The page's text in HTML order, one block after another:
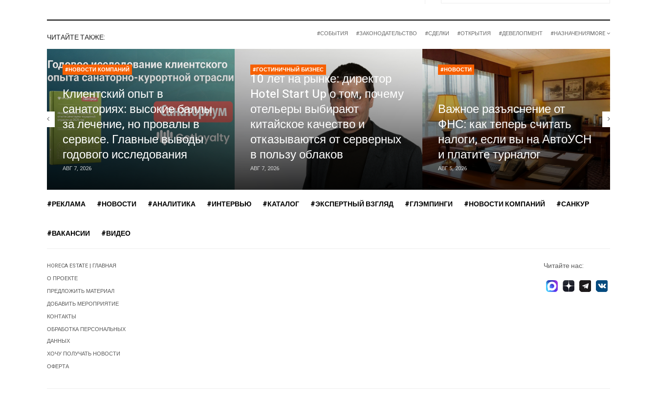
ЧИТАЙТЕ ТАКЖЕ: #СОБЫТИЯ #ЗАКОНОДАТЕЛЬСТВО #СДЕЛКИ #ОТКРЫТИЯ #ДЕВЕЛОПМЕНТ #НАЗНАЧЕНИЯMORE
#НОВОСТИ КОМПАНИЙ
Клиентский опыт в
санаториях: высокие баллы
за лечение, но провалы в
сервисе. Главные выводы
годового исследования
АВГ 7, 2026
#ГОСТИНИЧНЫЙ БИЗНЕС
10 лет на рынке: директор
Hotel Start Up о том, почему
отельеры выбирают
китайское качество и
отказываются от серверных
в пользу облаков
АВГ 7, 2026
#НОВОСТИ
Важное разъяснение от
ФНС: как теперь считать
налоги, если вы на АвтоУСН
и платите турналог
АВГ 5, 2026
#РЕКЛАМА #НОВОСТИ #АНАЛИТИКА #ИНТЕРВЬЮ #КАТАЛОГ #ЭКСПЕРТНЫЙ ВЗГЛЯД #ГЛЭМПИНГИ #НОВОСТИ КОМПАНИЙ #САНКУР
#ВАКАНСИИ #ВИДЕО
HORECA ESTATE | ГЛАВНАЯ
О ПРОЕКТЕ
ПРЕДЛОЖИТЬ МАТЕРИАЛ
ДОБАВИТЬ МЕРОПРИЯТИЕ
КОНТАКТЫ
ОБРАБОТКА ПЕРСОНАЛЬНЫХ
ДАННЫХ
ХОЧУ ПОЛУЧАТЬ НОВОСТИ
ОФЕРТА
Читайте нас: